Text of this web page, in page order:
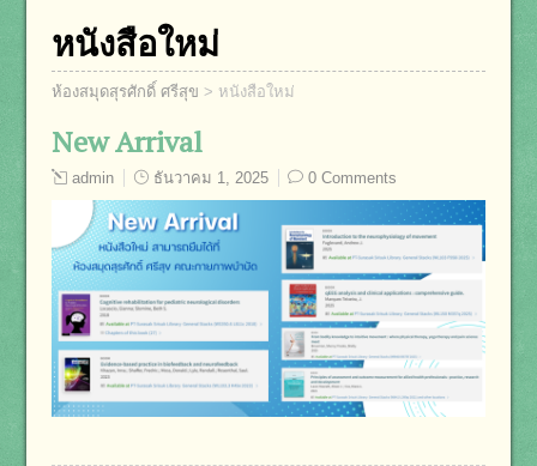
หนังสือใหม่
ห้องสมุดสุรศักดิ์ ศรีสุข > หนังสือใหม่
New Arrival
admin ธันวาคม 1, 2025 0 Comments